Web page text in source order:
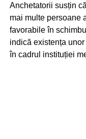
Anchetatorii susțin
mai multe persoane
favorabile în
indică existența
în cadrul instituției